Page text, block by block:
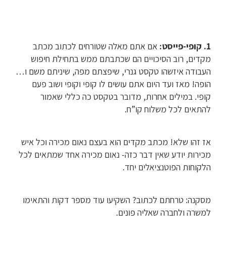
1. קופי-פייסט:
אם אתם מאלה שטורחים לכתוב מכתב
מקדים, רוב הסיכויים הם שכתבתם ממש בתחילת חיפוש
העבודה איזשהו טקסט גנרי, שיפצתם מפה, שיניתם משם ו…
הופה! מאז ועד היום אתם עושים לו קופי וקופי ושוב פעם
קופי. במילים אחרות, מדובר בטקסט כה כללי שאמור
להתאים לכל משלוח קו”ח.
אז זהו שלא! מכתב מקדים הוא בעצם נאום מכירה וכל איש
מכירות יודע שאין דבר כזה- נאום מכירה אחד שמתאים לכל
הלקוחות הפוטנציאלים יחד.
מסקנה: טרחתם לכתוב? השקיעו עוד מספר דקות והתאימו
למשרה ולחברה שאליה פונים.